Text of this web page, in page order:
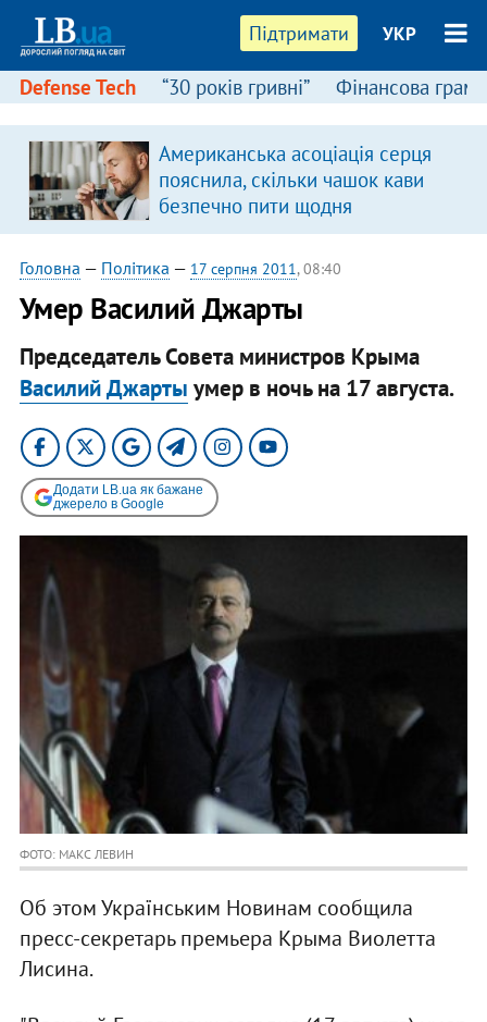
Підтримати УКР
Defense Tech “30 років гривні” Фінансова
Американська асоціація серця
пояснила, скільки чашок кави
безпечно пити щодня
Головна — Політика — 17 серпня 2011, 08:40
Умер Василий Джарты
Председатель Совета министров Крыма
Василий Джарты умер в ночь на 17 августа.
Додати LB.ua як бажане
джерело в Google
ФОТО: МАКС ЛЕВИН
Об этом Українським Новинам сообщила
пресс-секретарь премьера Крыма Виолетта
Лисина.